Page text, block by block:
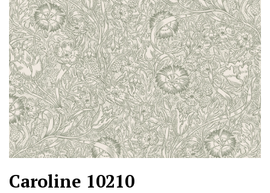
Caroline 10210